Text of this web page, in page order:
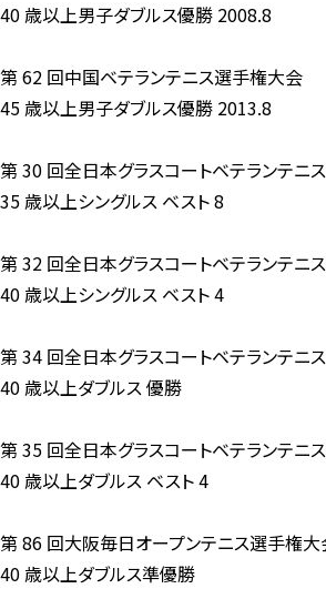
40 歳以上男子ダブルス優勝 2008.8
第 62 回中国ベテランテニス選手権大会
45 歳以上男子ダブルス優勝 2013.8
第 30 回全日本グラスコートベテランテニ
35 歳以上シングルス ベスト 8
第 32 回全日本グラスコートベテランテニ
40 歳以上シングルス ベスト 4
第 34 回全日本グラスコートベテランテニ
40 歳以上ダブルス 優勝
第 35 回全日本グラスコートベテランテニ
40 歳以上ダブルス ベスト 4
第 86 回大阪毎日オープンテニス選手権大
40 歳以上ダブルス準優勝